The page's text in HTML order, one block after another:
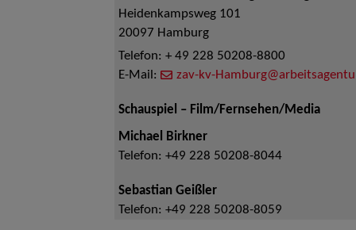
Heidenkampsweg 101
20097 Hamburg
Telefon: + 49 228 50208-8800
E-Mail:
zav-kv-
Schauspiel – Film/Fernsehen/Media
Michael Birkner
Telefon: +49 228 50208-8044
Sebastian Geißler
Telefon: +49 228 50208-8059